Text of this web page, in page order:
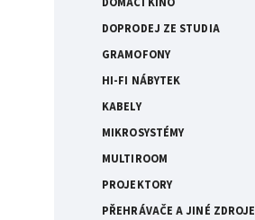
DOPRODEJ ZE STUDIA
GRAMOFONY
HI-FI NÁBYTEK
KABELY
MIKROSYSTÉMY
MULTIROOM
PROJEKTORY
PŘEHRÁVAČE A JINÉ ZDROJE